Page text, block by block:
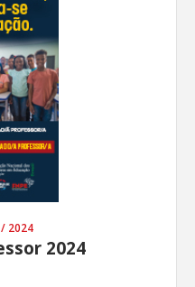
2024
2024